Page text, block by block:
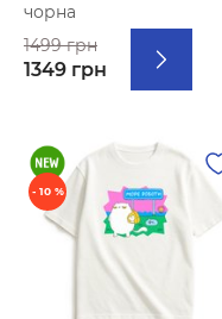
чорна
1499 грн
1349 грн
- 10 %